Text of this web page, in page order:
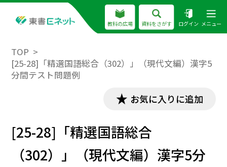
教科の広場 資料をさがす ログイン メニュー
TOP
[25-28]「精選国語総合（302）」（現代文編）漢字5
分間テスト問題例
お気に入りに追加
[25-28]「精選国語総合
（302）」（現代文編）漢字5分